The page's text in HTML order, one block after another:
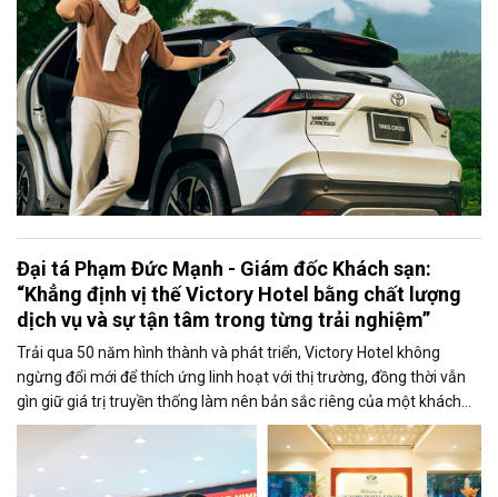
Đại tá Phạm Đức Mạnh - Giám đốc Khách sạn:
“Khẳng định vị thế Victory Hotel bằng chất lượng
dịch vụ và sự tận tâm trong từng trải nghiệm”
Trải qua 50 năm hình thành và phát triển, Victory Hotel không
ngừng đổi mới để thích ứng linh hoạt với thị trường, đồng thời vẫn
gìn giữ giá trị truyền thống làm nên bản sắc riêng của một khách
sạn Quân đội.